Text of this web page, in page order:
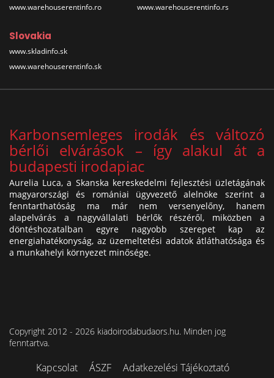
www.warehouserentinfo.ro
www.warehouserentinfo.rs
Slovakia
www.skladinfo.sk
www.warehouserentinfo.sk
Karbonsemleges irodák és változó
bérlői elvárások – így alakul át a
budapesti irodapiac
Aurelia Luca, a Skanska kereskedelmi fejlesztési üzletágának
magyarországi és romániai ügyvezető alelnöke szerint a
fenntarthatóság ma már nem versenyelőny, hanem
alapelvárás a nagyvállalati bérlők részéről, miközben a
döntéshozatalban egyre nagyobb szerepet kap az
energiahatékonyság, az üzemeltetési adatok átláthatósága és
a munkahelyi környezet minősége.
Copyright 2012 - 2026 kiadoirodabudaors.hu. Minden jog
fenntartva.
Kapcsolat ÁSZF Adatkezelési Tájékoztató